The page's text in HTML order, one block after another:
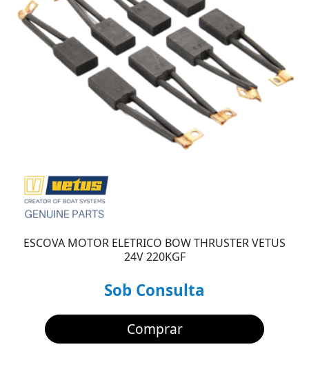
ESCOVA MOTOR ELETRICO BOW THRUSTER VETUS
24V 220KGF
Sob Consulta
Comprar